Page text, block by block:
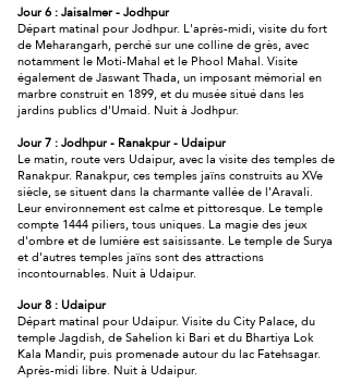
Jour 6 : Jaisalmer - Jodhpur
Départ matinal pour Jodhpur. L'après-midi, visite du fort
de Meharangarh, perché sur une colline de grès, avec
notamment le Moti-Mahal et le Phool Mahal. Visite
également de Jaswant Thada, un imposant mémorial en
marbre construit en 1899, et du musée situé dans les
jardins publics d'Umaid. Nuit à Jodhpur.
Jour 7 : Jodhpur - Ranakpur - Udaipur
Le matin, route vers Udaipur, avec la visite des temples de
Ranakpur. Ranakpur, ces temples jaïns construits au XVe
siècle, se situent dans la charmante vallée de l'Aravali.
Leur environnement est calme et pittoresque. Le temple
compte 1444 piliers, tous uniques. La magie des jeux
d'ombre et de lumière est saisissante. Le temple de Surya
et d'autres temples jaïns sont des attractions
incontournables. Nuit à Udaipur.
Jour 8 : Udaipur
Départ matinal pour Udaipur. Visite du City Palace, du
temple Jagdish, de Sahelion ki Bari et du Bhartiya Lok
Kala Mandir, puis promenade autour du lac Fatehsagar.
Après-midi libre. Nuit à Udaipur.